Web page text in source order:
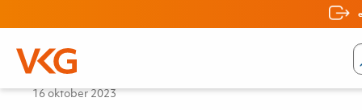
Nieuws
16 oktober 2023